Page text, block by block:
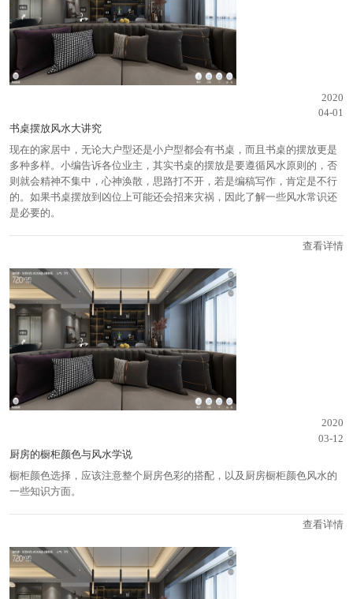
2020
04-01
书桌摆放风水大讲究
现在的家居中，无论大户型还是小户型都会有书桌，而且书桌的摆放更是
多种多样。小编告诉各位业主，其实书桌的摆放是要遵循风水原则的，否
则就会精神不集中，心神涣散，思路打不开，若是编稿写作，肯定是不行
的。如果书桌摆放到凶位上可能还会招来灾祸，因此了解一些风水常识还
是必要的。
查看详情
2020
03-12
厨房的橱柜颜色与风水学说
橱柜颜色选择，应该注意整个厨房色彩的搭配，以及厨房橱柜颜色风水的
一些知识方面。
查看详情